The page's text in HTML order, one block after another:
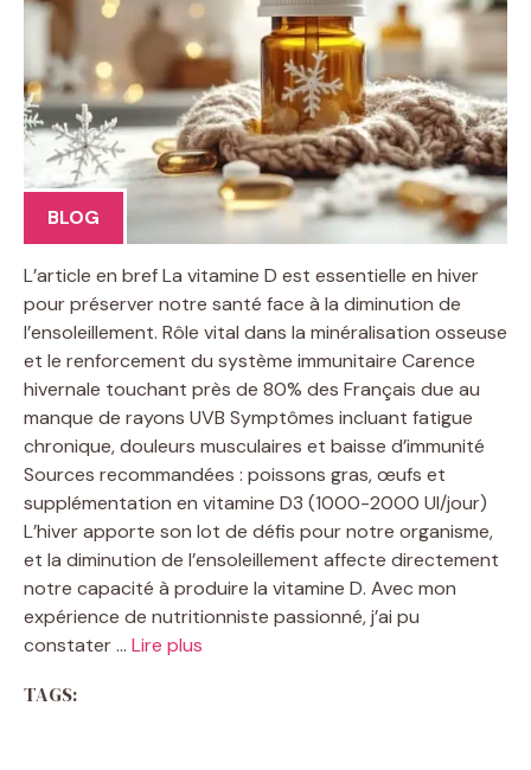
BLOG
L’article en bref La vitamine D est essentielle en hiver
pour préserver notre santé face à la diminution de
l’ensoleillement. Rôle vital dans la minéralisation osseuse
et le renforcement du système immunitaire Carence
hivernale touchant près de 80% des Français due au
manque de rayons UVB Symptômes incluant fatigue
chronique, douleurs musculaires et baisse d’immunité
Sources recommandées : poissons gras, œufs et
supplémentation en vitamine D3 (1000-2000 UI/jour)
L’hiver apporte son lot de défis pour notre organisme,
et la diminution de l’ensoleillement affecte directement
notre capacité à produire la vitamine D. Avec mon
expérience de nutritionniste passionné, j’ai pu
constater … Lire plus
TAGS: